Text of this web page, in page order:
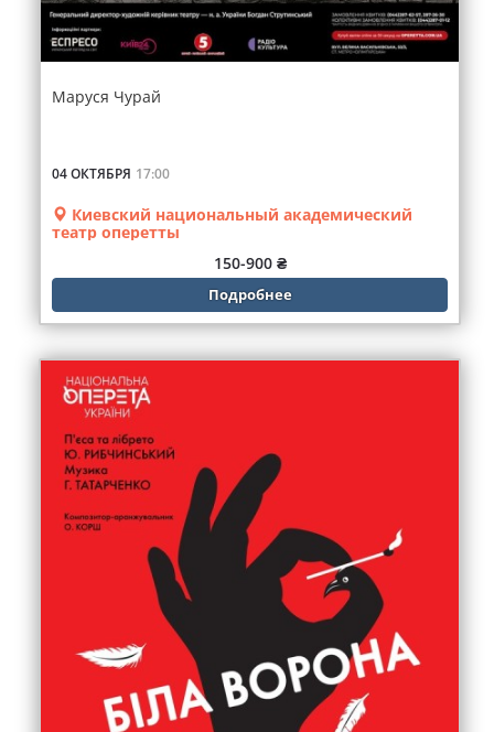
Маруся Чурай
04 ОКТЯБРЯ 17:00
Киевский национальный академический
театр оперетты
150-900 ₴
Подробнее